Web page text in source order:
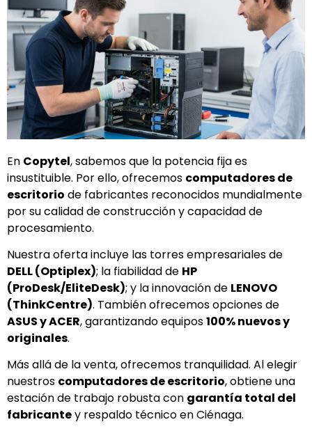
En Copytel, sabemos que la potencia fija es
insustituible. Por ello, ofrecemos computadores de
escritorio de fabricantes reconocidos mundialmente
por su calidad de construcción y capacidad de
procesamiento.
Nuestra oferta incluye las torres empresariales de
DELL (Optiplex); la fiabilidad de HP
(ProDesk/EliteDesk); y la innovación de LENOVO
(ThinkCentre). También ofrecemos opciones de
ASUS y ACER, garantizando equipos100% nuevos y
originales.
Más allá de la venta, ofrecemos tranquilidad. Al elegir
nuestros computadores de escritorio, obtiene una
estación de trabajo robusta con garantía total del
fabricantey respaldo técnico en Ciénaga.